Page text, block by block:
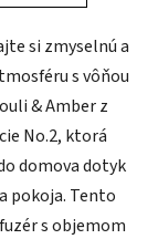
si zmyselnú a
s vôňou
& Amber z
No.2, ktorá
domova dotyk
pokoja. Tento
s objemom